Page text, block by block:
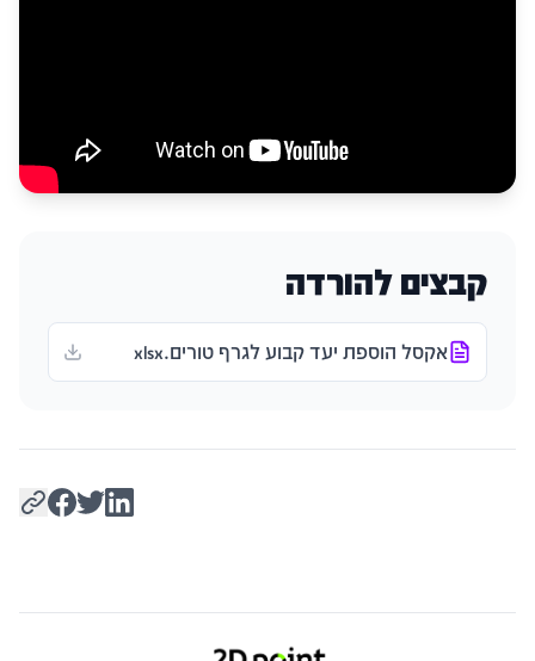
קבצים להורדה
אקסל הוספת יעד קבוע לגרף טורים.xlsx